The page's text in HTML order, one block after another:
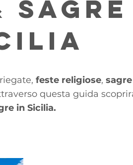
feste religiose,
questa guida
in Sicilia.